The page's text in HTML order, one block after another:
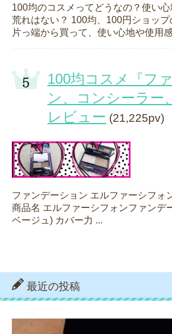
100均のコスメってどうなの？使い
荒れはない？ 100均、100円ショッ
片っ端から買って、使い心地や使用
100均コスメ『フ
ン、コンシーラー
レビュー (21,225pv)
ファンデーション エルファーシフォ
商品名 エルファーシフォンファンデ
ベージュ) カバー力 ...
最近の投稿